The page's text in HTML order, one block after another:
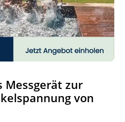
Messgerät zur
von